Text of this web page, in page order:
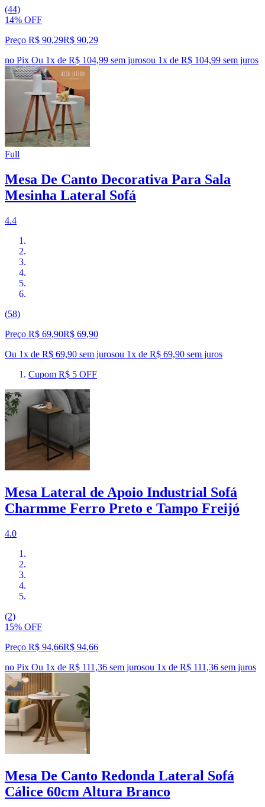
(44)
14% OFF
Preço R$ 90,29R$ 90,29
no Pix Ou 1x de R$ 104,99 sem jurosou 1x de R$ 104,99 sem juros
Full
Mesa De Canto Decorativa Para Sala
Mesinha Lateral Sofá
4.4
(58)
Preço R$ 69,90R$ 69,90
Ou 1x de R$ 69,90 sem jurosou 1x de R$ 69,90 sem juros
Cupom R$ 5 OFF
Mesa Lateral de Apoio Industrial Sofá
Charmme Ferro Preto e Tampo Freijó
4.0
(2)
15% OFF
Preço R$ 94,66R$ 94,66
no Pix Ou 1x de R$ 111,36 sem jurosou 1x de R$ 111,36 sem juros
Mesa De Canto Redonda Lateral Sofá
Cálice 60cm Altura Branco